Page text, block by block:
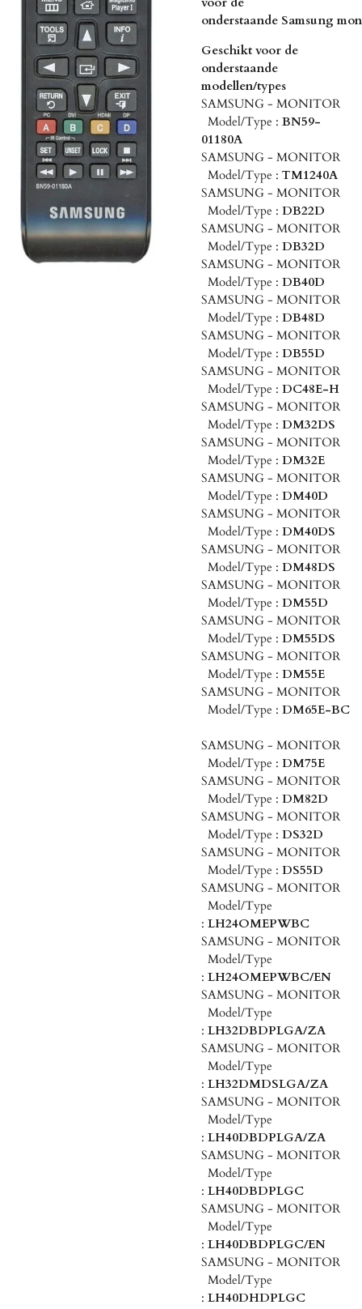
onderstaande Samsung
Geschikt voor de
onderstaande
modellen/types
SAMSUNG - MONITOR
Model/Type : BN59-
01180A
SAMSUNG - MONITOR
Model/Type : TM1240A
SAMSUNG - MONITOR
Model/Type : DB22D
SAMSUNG - MONITOR
Model/Type : DB32D
SAMSUNG - MONITOR
Model/Type : DB40D
SAMSUNG - MONITOR
Model/Type : DB48D
SAMSUNG - MONITOR
Model/Type : DB55D
SAMSUNG - MONITOR
Model/Type : DC48E-H
SAMSUNG - MONITOR
Model/Type : DM32DS
SAMSUNG - MONITOR
Model/Type : DM32E
SAMSUNG - MONITOR
Model/Type : DM40D
SAMSUNG - MONITOR
Model/Type : DM40DS
SAMSUNG - MONITOR
Model/Type : DM48DS
SAMSUNG - MONITOR
Model/Type : DM55D
SAMSUNG - MONITOR
Model/Type : DM55DS
SAMSUNG - MONITOR
Model/Type : DM55E
SAMSUNG - MONITOR
Model/Type : DM65E-BC
SAMSUNG - MONITOR
Model/Type : DM75E
SAMSUNG - MONITOR
Model/Type : DM82D
SAMSUNG - MONITOR
Model/Type : DS32D
SAMSUNG - MONITOR
Model/Type : DS55D
SAMSUNG - MONITOR
Model/Type
: LH24OMEPWBC
SAMSUNG - MONITOR
Model/Type
: LH24OMEPWBC/EN
SAMSUNG - MONITOR
Model/Type
: LH32DBDPLGA/ZA
SAMSUNG - MONITOR
Model/Type
: LH32DMDSLGA/ZA
SAMSUNG - MONITOR
Model/Type
: LH40DBDPLGA/ZA
SAMSUNG - MONITOR
Model/Type
: LH40DBDPLGC
SAMSUNG - MONITOR
Model/Type
: LH40DBDPLGC/EN
SAMSUNG - MONITOR
Model/Type
: LH40DHDPLGC